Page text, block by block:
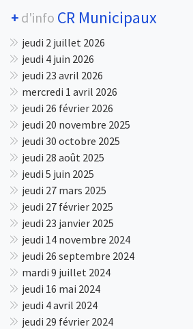
+ d'info CR Municipaux
jeudi 2 juillet 2026
jeudi 4 juin 2026
jeudi 23 avril 2026
mercredi 1 avril 2026
jeudi 26 février 2026
jeudi 20 novembre 2025
jeudi 30 octobre 2025
jeudi 28 août 2025
jeudi 5 juin 2025
jeudi 27 mars 2025
jeudi 27 février 2025
jeudi 23 janvier 2025
jeudi 14 novembre 2024
jeudi 26 septembre 2024
mardi 9 juillet 2024
jeudi 16 mai 2024
jeudi 4 avril 2024
jeudi 29 février 2024